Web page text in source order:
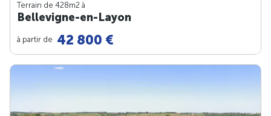
Terrain de 428m2 à
Bellevigne-en-Layon
à partir de 42 800 €